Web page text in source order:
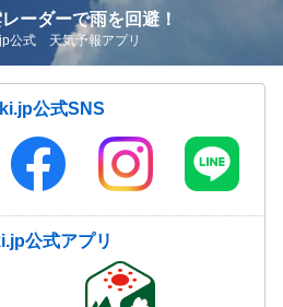
ーダーで雨を回避！
公式 天気予報アプリ
公式SNS
公式アプリ